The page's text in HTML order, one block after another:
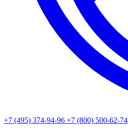
+7 (495) 374-94-96 +7 (800) 500-62-74